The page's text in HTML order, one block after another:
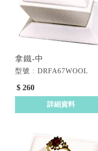
拿鐵-中
型號 : DRFA67WOOL
$ 260
詳細資料